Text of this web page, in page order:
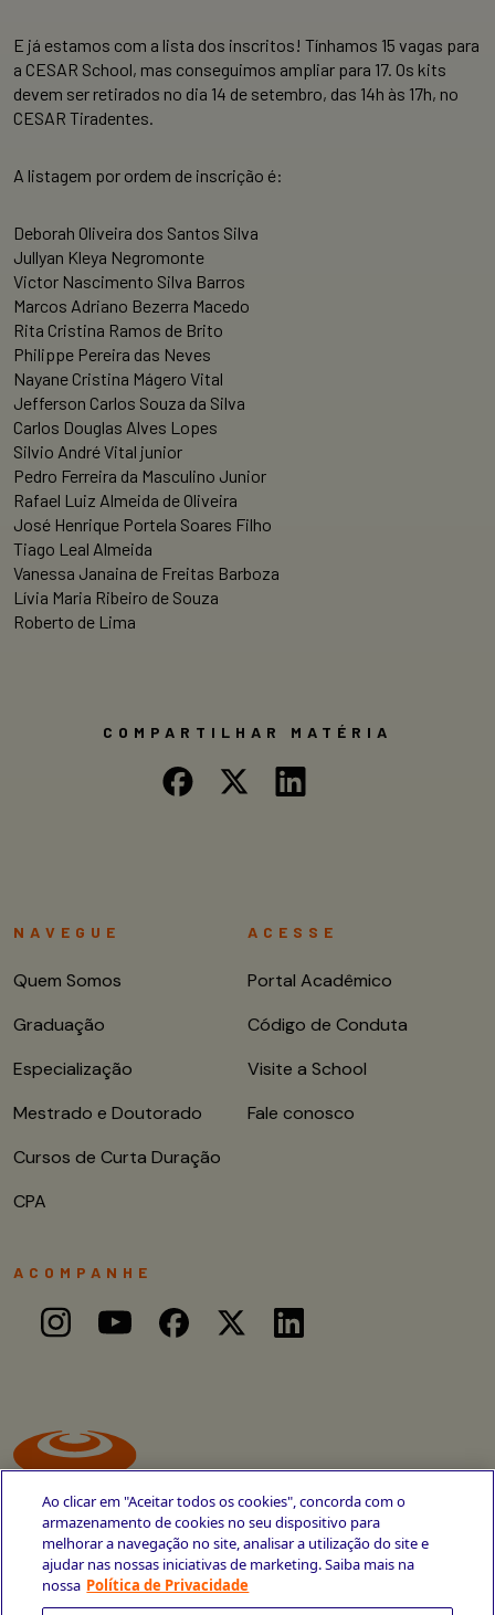
E já estamos com a lista dos inscritos! Tínhamos 15 vagas para
a CESAR School, mas conseguimos ampliar para 17. Os kits
devem ser retirados no dia 14 de setembro, das 14h às 17h, no
CESAR Tiradentes.
A listagem por ordem de inscrição é:
Deborah Oliveira dos Santos Silva
Jullyan Kleya Negromonte
Victor Nascimento Silva Barros
Marcos Adriano Bezerra Macedo
Rita Cristina Ramos de Brito
Philippe Pereira das Neves
Nayane Cristina Mágero Vital
Jefferson Carlos Souza da Silva
Carlos Douglas Alves Lopes
Silvio André Vital junior
Pedro Ferreira da Masculino Junior
Rafael Luiz Almeida de Oliveira
José Henrique Portela Soares Filho
Tiago Leal Almeida
Vanessa Janaina de Freitas Barboza
Lívia Maria Ribeiro de Souza
Roberto de Lima
COMPARTILHAR MATÉRIA
Avenida Cais do Apolo, 77
NAVEGUE
Quem Somos
Graduação
Especialização
Mestrado e Doutorado
Cursos de Curta Duração
CPA
ACESSE
Portal Acadêmico
Código de Conduta
Visite a School
Fale conosco
ACOMPANHE
Ao clicar em "Aceitar todos os cookies", concorda com o
armazenamento de cookies no seu dispositivo para
melhorar a navegação no site, analisar a utilização do site e
ajudar nas nossas iniciativas de marketing. Saiba mais na
nossa Política de Privacidade